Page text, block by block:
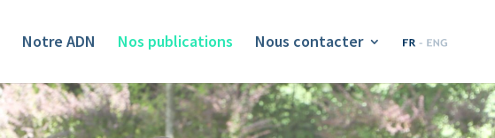
Notre ADN Nos publications Nous contacter